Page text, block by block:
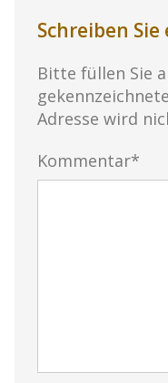
Schreiben
Bitte füllen Sie
Adresse wird
Kommentar*